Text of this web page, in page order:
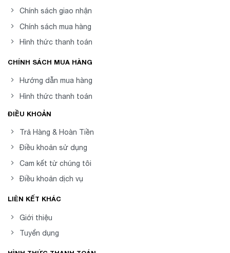
Chính sách giao nhận
Chính sách mua hàng
Hình thức thanh toán
CHÍNH SÁCH MUA HÀNG
Hướng dẫn mua hàng
Hình thức thanh toán
ĐIỀU KHOẢN
Trả Hàng & Hoàn Tiền
Điều khoản sử dụng
Cam kết từ chúng tôi
Điều khoản dịch vụ
LIÊN KẾT KHÁC
Giới thiệu
Tuyển dụng